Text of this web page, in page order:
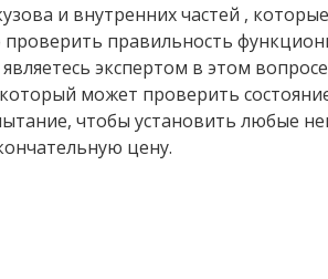
и внутренних частей ,
правильность
экспертом в этом
может проверить
чтобы установить любые
цену.